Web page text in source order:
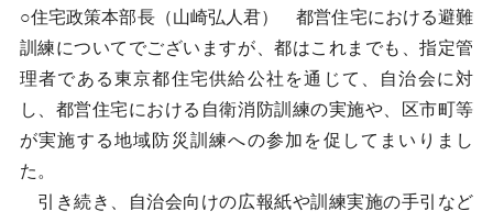
○住宅政策本部長（山崎弘人君） 都営住宅における避難
訓練についてでございますが、都はこれまでも、指定管
理者である東京都住宅供給公社を通じて、自治会に対
し、都営住宅における自衛消防訓練の実施や、区市町等
が実施する地域防災訓練への参加を促してまいりまし
た。
引き続き、自治会向けの広報紙や訓練実施の手引など